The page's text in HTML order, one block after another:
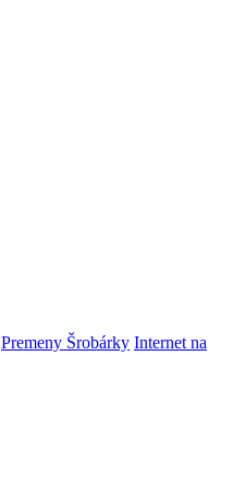
Premeny Šrobárky Internet na